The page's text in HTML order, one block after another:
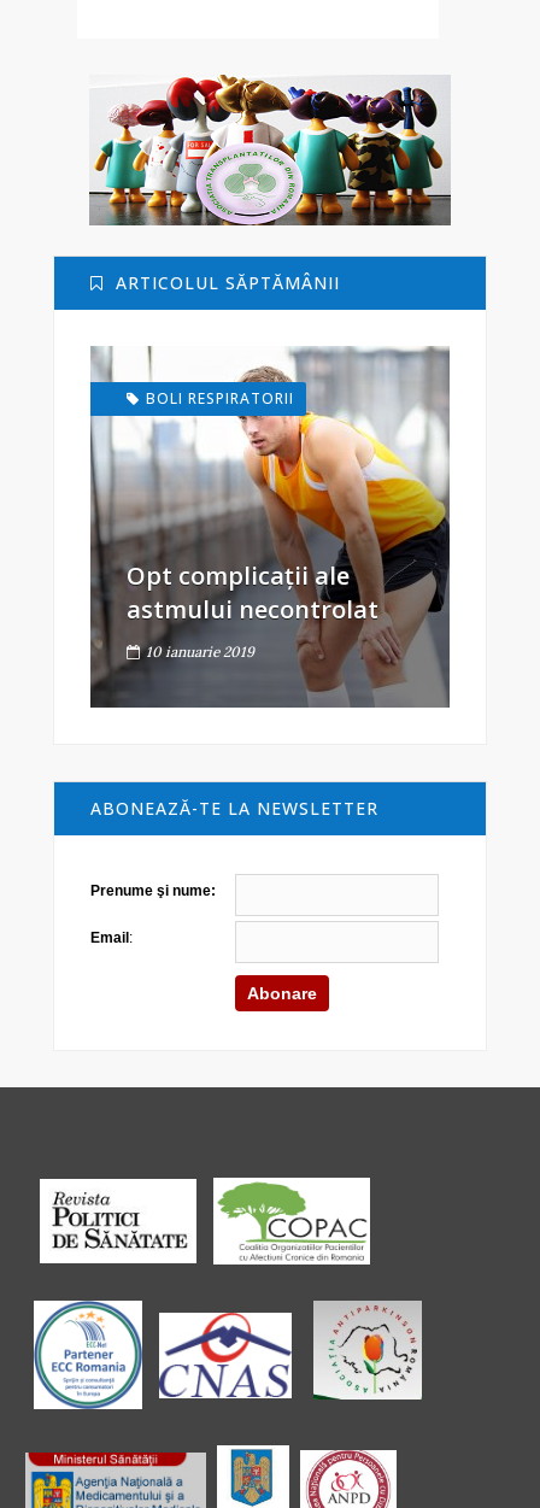
ARTICOLUL SĂPTĂMÂNII
BOLI RESPIRATORII
Opt complicații ale
astmului necontrolat
10 ianuarie 2019
ABONEAZĂ-TE LA NEWSLETTER
Prenume şi nume:
Email :